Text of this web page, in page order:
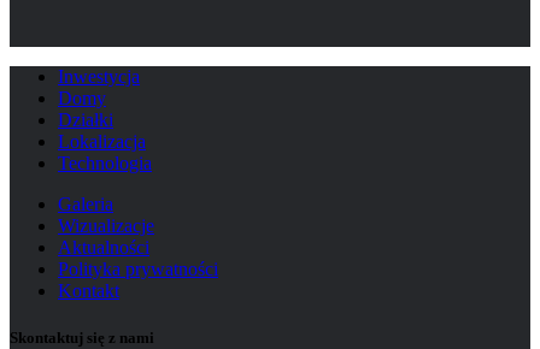
Inwestycja
Domy
Działki
Lokalizacja
Technologia
Galeria
Wizualizacje
Aktualności
Polityka prywatności
Kontakt
Skontaktuj się z nami